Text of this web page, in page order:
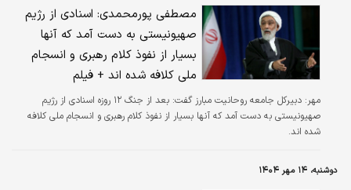
مصطفی پور‌محمدی: اسنادی از رژیم
صهیونیستی به دست آمد که آنها
بسیار از نفوذ کلام رهبری و انسجام
ملی کلافه شده اند + فیلم
مهر:
دبیرکل جامعه روحانیت مبارز گفت: بعد از جنگ ۱۲ روزه اسنادی از رژیم
صهیونیستی به دست آمد که آنها بسیار از نفوذ کلام رهبری و انسجام ملی کلافه
شده اند.
دوشنبه، ۱۴ مهر ۱۴۰۴